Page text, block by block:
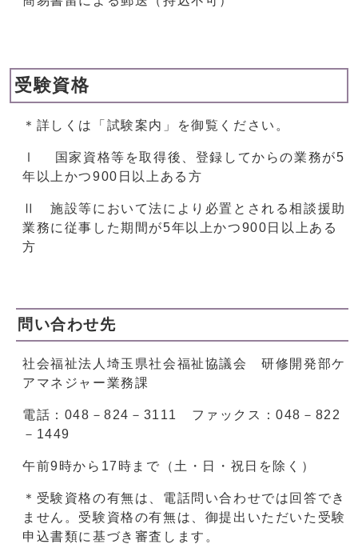
受験資格
＊詳しくは「試験案内」を御覧ください。
Ⅰ 国家資格等を取得後、登録してからの業務が5
年以上かつ900日以上ある方
Ⅱ 施設等において法により必置とされる相談援助
業務に従事した期間が5年以上かつ900日以上ある
方
問い合わせ先
社会福祉法人埼玉県社会福祉協議会 研修開発部ケ
アマネジャー業務課
電話：048－824－3111 ファックス：048－822
－1449
午前9時から17時まで（土・日・祝日を除く）
＊受験資格の有無は、電話問い合わせでは回答でき
ません。受験資格の有無は、御提出いただいた受験
申込書類に基づき審査します。